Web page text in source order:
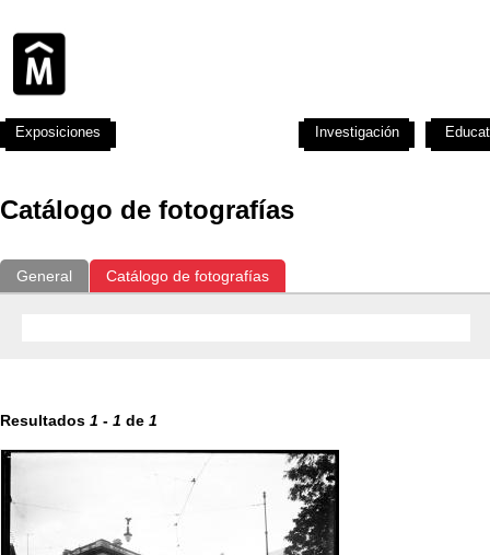
Catálogo de fotografías
General Catálogo de fotografías
Resultados 1 - 1 de 1
Exposiciones Investigación